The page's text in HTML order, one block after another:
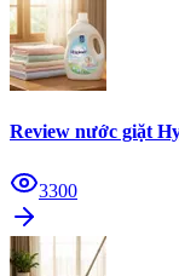
Review nước giặt
3300